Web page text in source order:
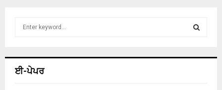
h
ਈ-ਪੇਪਰ